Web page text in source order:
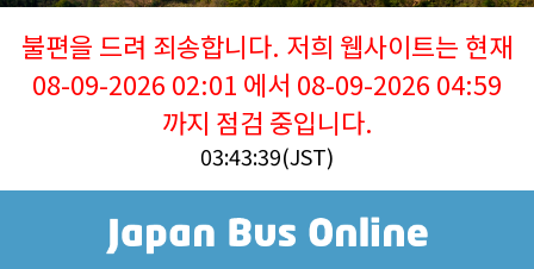
불편을 드려 죄송합니다. 저희 웹사이트는 현재
08-09-2026 02:01 에서 08-09-2026 04:59
까지 점검 중입니다.
03:43:40(JST)